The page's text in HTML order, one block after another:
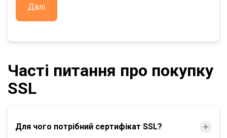
Далі
Часті питання про покупку
SSL
Для чого потрібний сертифікат SSL?